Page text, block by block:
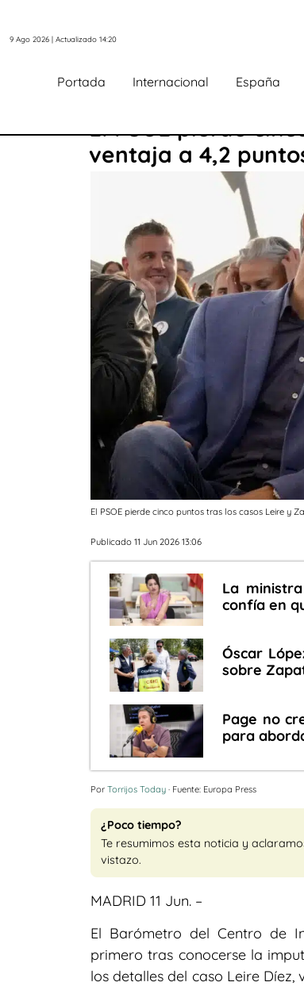
9 Ago 2026 | Actualizado 14:20
Portada Internacional España
El PSOE pierde
ventaja a 4,2
El PSOE pierde cinco puntos tras los casos Leire y
Publicado 11 Jun 2026 13:06
La
confía en
Óscar
sobre
Page no
para
Por Torrijos Today · Fuente: Europa Press
¿Poco tiempo?
Te resumimos esta noticia y
vistazo.
MADRID 11 Jun. –
El Barómetro del Centro de
primero tras conocerse la
los detalles del caso Leire Díez,